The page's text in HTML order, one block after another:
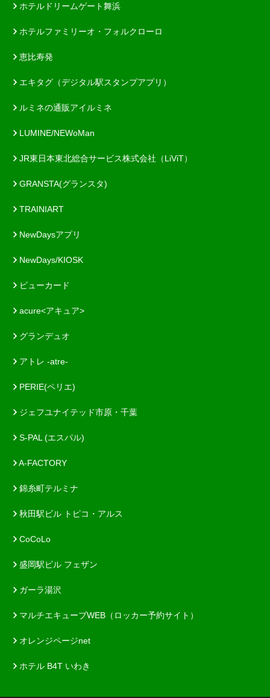
ホテルドリームゲート舞浜
ホテルファミリーオ・フォルクローロ
恵比寿発
エキタグ（デジタル駅スタンプアプリ）
ルミネの通販アイルミネ
LUMINE/NEWoMan
JR東日本東北総合サービス株式会社（LiViT）
GRANSTA(グランスタ)
TRAINIART
NewDaysアプリ
NewDays/KIOSK
ビューカード
acure<アキュア>
グランデュオ
アトレ -atre-
PERIE(ペリエ)
ジェフユナイテッド市原・千葉
S-PAL (エスパル)
A-FACTORY
錦糸町テルミナ
秋田駅ビル トピコ・アルス
CoCoLo
盛岡駅ビル フェザン
ガーラ湯沢
マルチエキューブWEB（ロッカー予約サイト）
オレンジページnet
ホテル B4T いわき